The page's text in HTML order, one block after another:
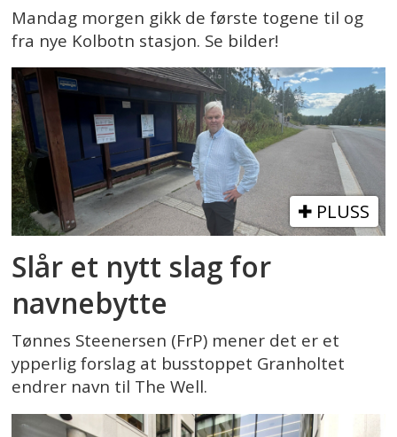
Mandag morgen gikk de første togene til og
fra nye Kolbotn stasjon. Se bilder!
PLUSS
Slår et nytt slag for
navnebytte
Tønnes Steenersen (FrP) mener det er et
ypperlig forslag at busstoppet Granholtet
endrer navn til The Well.